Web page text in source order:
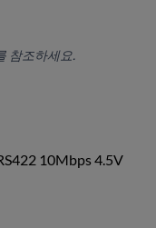
참조하세요.
10Mbps 4.5V